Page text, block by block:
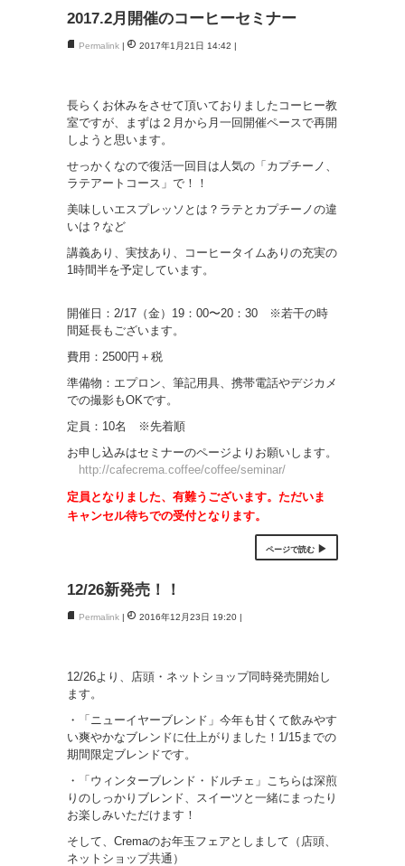
2017.2月開催のコーヒーセミナー
Permalink 2017年1月21日 14:42
長らくお休みをさせて頂いておりましたコーヒー教
室ですが、
まずは２月から月一回開催ペースで再開
しようと思います。
せっかくなので復活一回目は人気の「カプチーノ、
ラテアートコース」で！！
美味しいエスプレッソとは？ラテとカプチーノの違
いは？など
講義あり、実技あり、コーヒータイムありの充実の
1時間半を予定しています。
開催日：2/17（金）19：00〜20：30 ※若干の時
間延長もございます。
費用：2500円＋税
準備物：エプロン、筆記用具、携帯電話やデジカメ
での撮影もOKです。
定員：10名 ※先着順
お申し込みはセミナーのページよりお願いします。
http://cafecrema.coffee/coffee/seminar/
定員となりました、有難うございます。ただいま
キャンセル待ちでの受付となります。
ページで読む
12/26新発売！！
Permalink 2016年12月23日 19:20
12/26より、店頭・ネットショップ同時発売開始し
ます。
・「ニューイヤーブレンド」今年も甘くて飲みやす
い爽やかなブレンドに仕上がりました！1/15までの
期間限定ブレンドです。
・「ウィンターブレンド・ドルチェ」こちらは深煎
りのしっかりブレンド、スイーツと一緒にまったり
お楽しみいただけます！
そして、Cremaのお年玉フェアとしまして（店頭、
ネットショップ共通）